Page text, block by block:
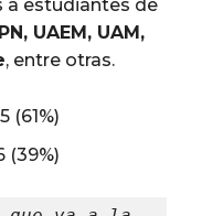
a estudiantes de
UAEM, UAM,
, entre otras.
(61%)
(39%)